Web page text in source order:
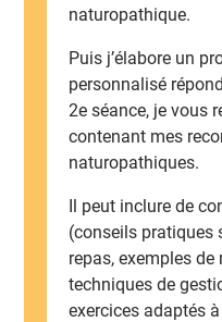
naturopathique.
Puis j’élabore un
personnalisé
2e séance, je vous
contenant mes
naturopathiques.
Il peut inclure de
(conseils pratiques
repas, exemples de
techniques de
exercices adaptés